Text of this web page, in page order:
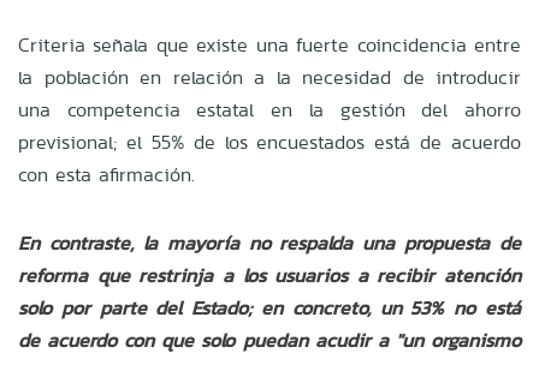
Criteria señala que existe una fuerte coincidencia entre
la población en relación a la necesidad de introducir
una competencia estatal en la gestión del ahorro
previsional; el 55% de los encuestados está de acuerdo
con esta afirmación.
En contraste, la mayoría no respalda una propuesta de
reforma que restrinja a los usuarios a recibir atención
solo por parte del Estado; en concreto, un 53% no está
de acuerdo con que solo puedan acudir a "un organismo